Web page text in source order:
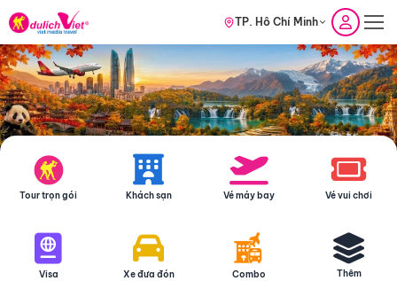
TP. Hồ Chí Minh
Tour trọn gói Khách sạn Vé máy bay Vé vui chơi
Visa Xe đưa đón Combo Thêm